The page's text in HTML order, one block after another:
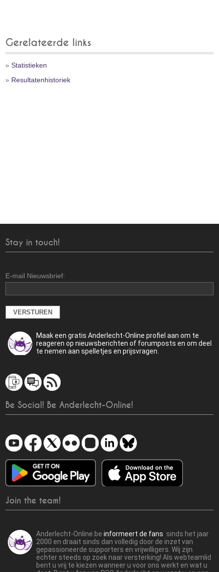
Gerelateerde links
»Statistieken
» Resultatenhistoriek
Stay in touch!
E-mail Nieuwsbrief:
Maak een gratis Anderlecht-Online profiel aan om te
reageren op nieuwsberichten of forumposts en om deel
te nemen aan spelletjes en prijsvragen.
Be Social! Be Anderlecht-Online!
Join the team!
Anderlecht-Online.beinformeert de fans sinds het jaar
2000 en draait sinds dan volledig door de inzet van
gepassioneerde supporters en vrijwilligers. Wij zijn
echter steeds op zoek naar versterking! Als webteamlid
bent u vrij te kiezen wanneer u voor ons werkt en wat u